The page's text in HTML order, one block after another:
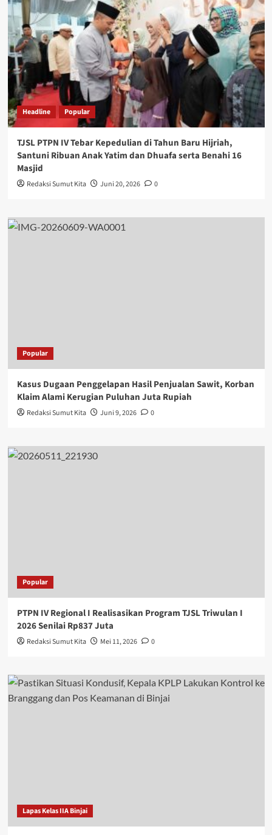
Headline Popular
TJSL PTPN IV Tebar Kepedulian di Tahun Baru Hijriah,
Santuni Ribuan Anak Yatim dan Dhuafa serta Benahi 16
Masjid
Redaksi Sumut Kita Juni 20, 2026 0
Popular
Kasus Dugaan Penggelapan Hasil Penjualan Sawit, Korban
Klaim Alami Kerugian Puluhan Juta Rupiah
Redaksi Sumut Kita Juni 9, 2026 0
Popular
PTPN IV Regional I Realisasikan Program TJSL Triwulan I
2026 Senilai Rp837 Juta
Redaksi Sumut Kita Mei 11, 2026 0
Lapas Kelas IIA Binjai